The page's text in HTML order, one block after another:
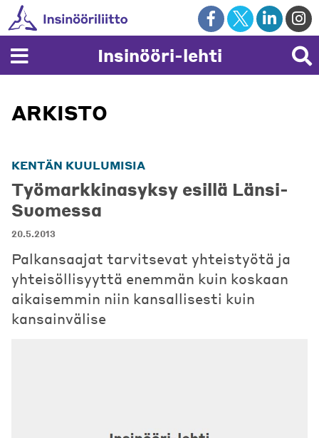
Skip
to
content
Insinööri-lehti
ARKISTO
KENTÄN KUULUMISIA
Työmarkkinasyksy esillä Länsi-
Suomessa
20.5.2013
Palkansaajat tarvitsevat yhteistyötä ja
yhteisöllisyyttä enemmän kuin koskaan
aikaisemmin niin kansallisesti kuin
kansainvälise